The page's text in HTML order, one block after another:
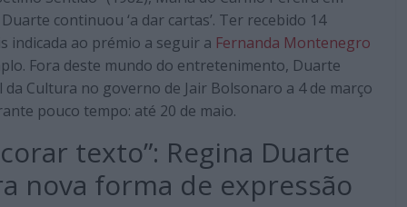
continuou ‘a dar cartas’. Ter recebido 14
indicada ao prémio a seguir a Fernanda Montenegro
Fora deste mundo do entretenimento, Duarte
da Cultura no governo de Jair Bolsonaro a 4 de março
pouco tempo: até 20 de maio.
texto”: Regina Duarte
nova forma de expressão